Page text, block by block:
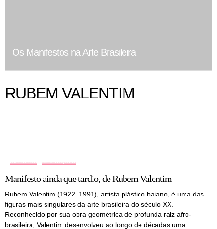
Os Manifestos na Arte Brasileira
RUBEM VALENTIM
ARTISTAS DESTAQUES
Manifesto ainda que tardio, de Rubem Valentim
Rubem Valentim (1922–1991), artista plástico baiano, é uma das
figuras mais singulares da arte brasileira do século XX.
Reconhecido por sua obra geométrica de profunda raiz afro-
brasileira, Valentim desenvolveu ao longo de décadas uma